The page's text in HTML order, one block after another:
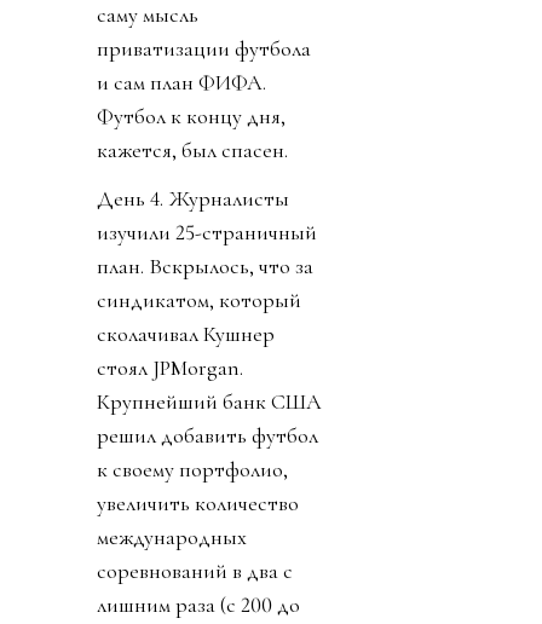
саму мысль
приватизации футбола
и сам план ФИФА.
Футбол к концу дня,
кажется, был спасен.
День 4. Журналисты
изучили 25-страничный
план. Вскрылось, что за
синдикатом, который
сколачивал Кушнер
стоял JPMorgan.
Крупнейший банк США
решил добавить футбол
к своему портфолио,
увеличить количество
международных
соревнований в два с
лишним раза (с 200 до